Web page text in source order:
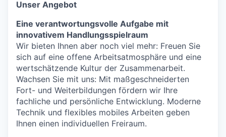
Unser Angebot
Eine verantwortungsvolle Aufgabe mit
innovativem Handlungsspielraum
Wir bieten Ihnen aber noch viel mehr: Freuen Sie
sich auf eine offene Arbeitsatmosphäre und eine
wertschätzende Kultur der Zusammenarbeit.
Wachsen Sie mit uns: Mit maßgeschneiderten
Fort- und Weiterbildungen fördern wir Ihre
fachliche und persönliche Entwicklung. Moderne
Technik und flexibles mobiles Arbeiten geben
Ihnen einen individuellen Freiraum.